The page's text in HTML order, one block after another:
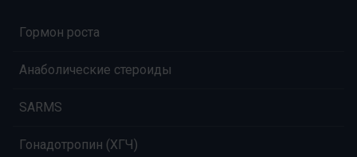
Гормон роста
Анаболические стероиды
SARMS
Гонадотропин (ХГЧ)